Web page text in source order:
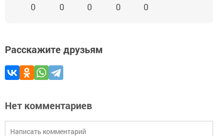
0 0 0 0 0
Расскажите друзьям
Нет комментариев